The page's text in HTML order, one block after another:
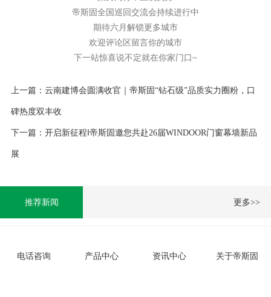
帝斯固全国巡回交流会持续进行中
期待六月解锁更多城市
欢迎评论区留言你的城市
下一站惊喜说不定就在你家门口~
上一篇：云南建博会圆满收官｜帝斯固“钻石级”品质实力圈粉，口
碑热度双丰收
下一篇：开启新征程‖帝斯固邀您共赴26届WINDOOR门窗幕墙新品
展
推荐新闻 更多>>
聚力中原，技赢未来｜帝斯固平缝工艺技术交流会・
电话咨询 产品中心 资讯中心 关于帝斯固